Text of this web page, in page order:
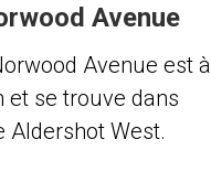
Avenue
Avenue est à
et se trouve dans
Aldershot West.